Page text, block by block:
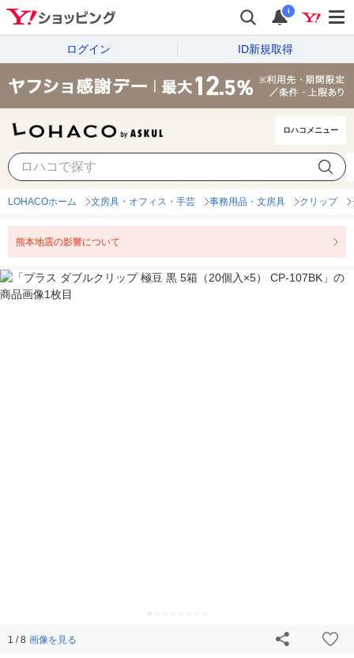
i
ログイン ID新規取得
ロハコメニュー
LOHACOホーム 文房具・オフィス・手芸 事務用品・文房具 クリップ
熊本地震の影響について
1 / 8 画像を見る